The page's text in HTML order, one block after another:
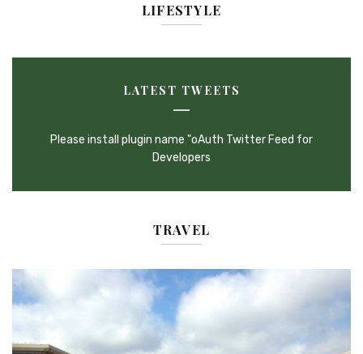
LIFESTYLE
LATEST TWEETS
Please install plugin name "oAuth Twitter Feed for
Developers
TRAVEL